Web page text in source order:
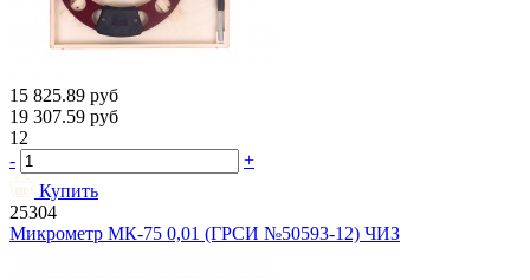
15 825.89 руб
19 307.59 руб
12
-
+
Купить
25304
Микрометр МК-75 0,01 (ГРСИ №50593-12) ЧИЗ